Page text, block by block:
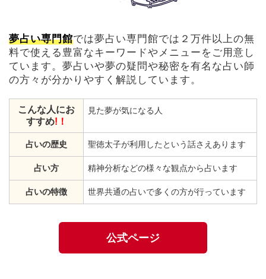
夢占い専門館では夢占い専門館では２万件以上の無
料で使える豊富なキーワードやメニューをご用意し
ています。夢占いや夢の疑問や秘密を有名な占い師
の方々が分かりやすく解説しています。
こんな人にお
すすめ!！
見た夢が気になる人
占いの歴史 聖徳太子が利用したという話さえあります
占い方 精神分析などの様々な観点から占います
占いの特徴 世界共通の占いで多くの方が行っています
公式ページ